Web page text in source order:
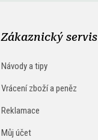
Zákaznický servis
Návody a tipy
Vrácení zboží a peněz
Reklamace
Můj účet